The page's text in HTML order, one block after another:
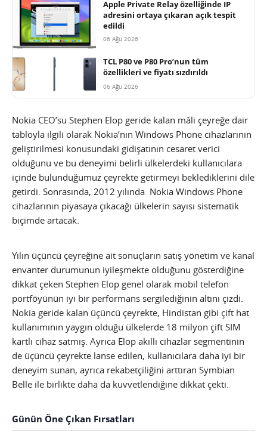
Apple Private Relay özelliğinde IP
adresini ortaya çıkaran açık tespit
edildi
06 Ağu 2026
TCL P80 ve P80 Pro’nun tüm
özellikleri ve fiyatı sızdırıldı
06 Ağu 2026
Nokia CEO’su Stephen Elop geride kalan mâli çeyreğe dair
tabloyla ilgili olarak Nokia’nın Windows Phone cihazlarının
geliştirilmesi konusundaki gidişatının cesaret verici
olduğunu ve bu deneyimi belirli ülkelerdeki kullanıcılara
içinde bulunduğumuz çeyrekte getirmeyi beklediklerini dile
getirdi. Sonrasında, 2012 yılında Nokia Windows Phone
cihazlarının piyasaya çıkacağı ülkelerin sayısı sistematik
biçimde artacak.
Yılın üçüncü çeyreğine ait sonuçların satış yönetim ve kanal
envanter durumunun iyileşmekte olduğunu gösterdiğine
dikkat çeken Stephen Elop genel olarak mobil telefon
portföyünün iyi bir performans sergilediğinin altını çizdi.
Nokia geride kalan üçüncü çeyrekte, Hindistan gibi çift hat
kullanımının yaygın olduğu ülkelerde 18 milyon çift SIM
kartlı cihaz satmış. Ayrıca Elop akıllı cihazlar segmentinin
de üçüncü çeyrekte lanse edilen, kullanıcılara daha iyi bir
deneyim sunan, ayrıca rekabetçiliğini arttıran Symbian
Belle ile birlikte daha da kuvvetlendiğine dikkat çekti.
Günün Öne Çıkan Fırsatları